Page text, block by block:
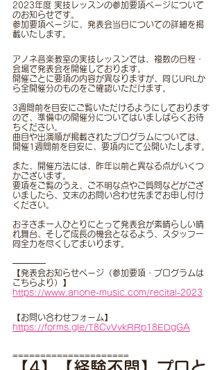
2023年度 実技レッスンの参加要項ページについて
のお知らせです。
参加要項ページに、発表会当日についての詳細を掲
載いたします。
アノネ音楽教室の実技レッスンでは、複数の日程・
会場で発表会を開催しております。
開催ごとに要項の内容が異なりますが、同じURLか
ら全開催分のものをご確認いただけます。
3週間前を目安にご覧いただけるようにしております
ので、準備中の開催分についてはいましばらくお待
ちください。
曲目や出演順が掲載されたプログラムについては、
開催1週間前を目安に、要項内にて公開いたします。
また、開催方法には、昨年以前と異なる点がいくつ
かございます。
要項をご覧のうえ、ご不明な点やご質問などがござ
いましたら、文末のお問い合わせ先までお申し付け
ください。
お子さま一人ひとりにとって発表会が素晴らしい晴
れ舞台、そして成長の機会となるよう、スタッフ一
同全力を尽くしてまいります。
━━━━
【発表会お知らせページ（参加要項・プログラムは
こちらより）】
https://www.anone-music.com/recital-2023
【お問い合わせフォーム】
https://forms.gle/T8CvVvkRRp18EDgGA
=====================